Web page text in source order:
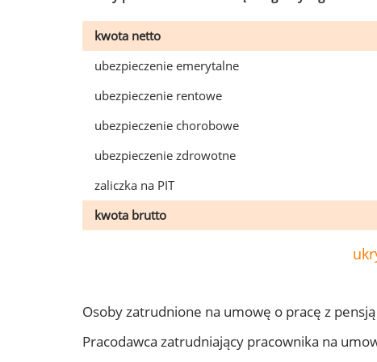
kwota netto
ubezpieczenie emerytalne
ubezpieczenie rentowe
ubezpieczenie chorobowe
ubezpieczenie zdrowotne
zaliczka na PIT
kwota brutto
Osoby zatrudnione na umowę o pracę z
Pracodawca zatrudniający pracownika na